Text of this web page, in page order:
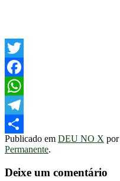
Twitter
Facebook
WhatsApp
Telegram
Share
Publicado em DEU NO X por
Permanente.
Deixe um comentário